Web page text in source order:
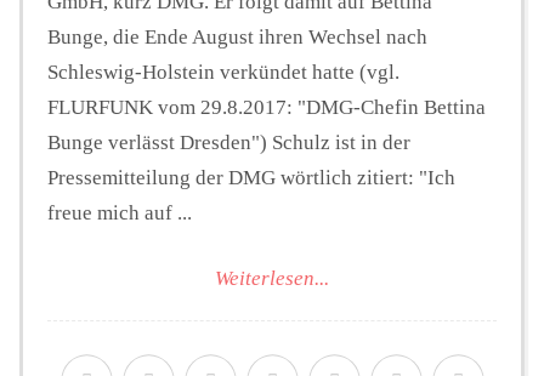
Bunge, die Ende August ihren Wechsel nach
Schleswig-Holstein verkündet hatte (vgl.
FLURFUNK vom 29.8.2017: "DMG-Chefin Bettina
Bunge verlässt Dresden") Schulz ist in der
Pressemitteilung der DMG wörtlich zitiert: "Ich
freue mich auf ...
Weiterlesen...